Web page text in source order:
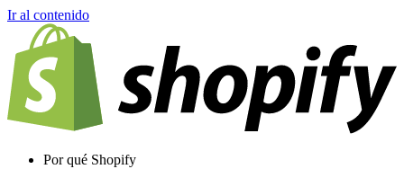
Ir al contenido
Por qué Shopify